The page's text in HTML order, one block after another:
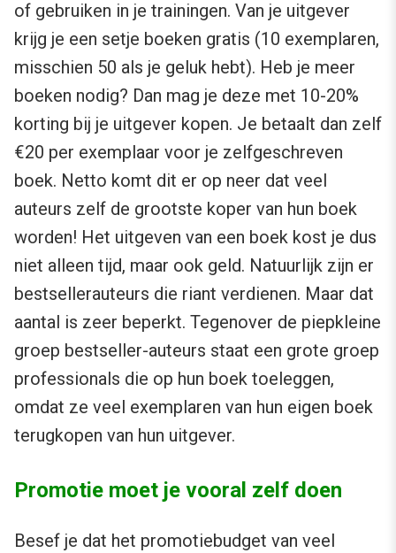
of gebruiken in je trainingen. Van je uitgever
krijg je een setje boeken gratis (10 exemplaren,
misschien 50 als je geluk hebt). Heb je meer
boeken nodig? Dan mag je deze met 10-20%
korting bij je uitgever kopen. Je betaalt dan zelf
€20 per exemplaar voor je zelfgeschreven
boek. Netto komt dit er op neer dat veel
auteurs zelf de grootste koper van hun boek
worden! Het uitgeven van een boek kost je dus
niet alleen tijd, maar ook geld. Natuurlijk zijn er
bestsellerauteurs die riant verdienen. Maar dat
aantal is zeer beperkt. Tegenover de piepkleine
groep bestseller-auteurs staat een grote groep
professionals die op hun boek toeleggen,
omdat ze veel exemplaren van hun eigen boek
terugkopen van hun uitgever.
Promotie moet je vooral zelf doen
Besef je dat het promotiebudget van veel